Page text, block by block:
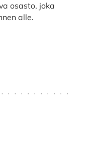
osasto, joka
alle.